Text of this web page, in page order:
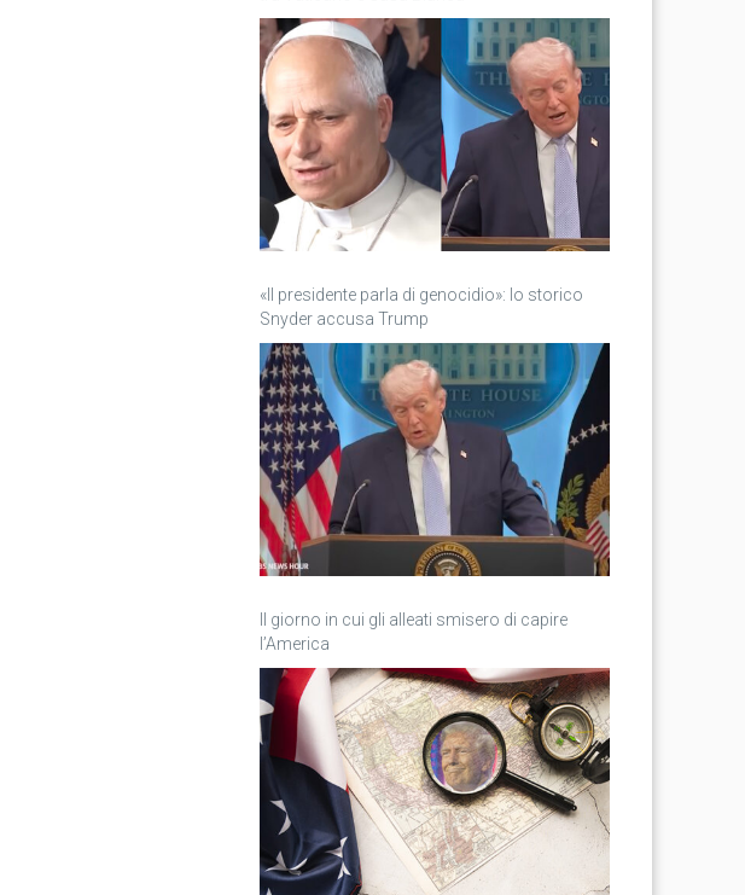
«Il presidente parla di genocidio»: lo storico
Snyder accusa Trump
Il giorno in cui gli alleati smisero di capire
l’America